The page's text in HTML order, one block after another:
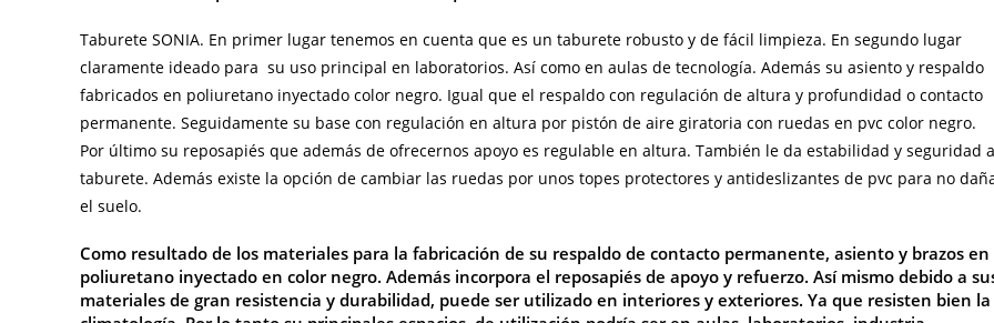
Taburete SONIA. En primer lugar tenemos en cuenta que es un taburete robusto y de fácil limpieza. En segundo lugar
claramente ideado para su uso principal en laboratorios. Así como en aulas de tecnología. Además su asiento y respaldo
fabricados en poliuretano inyectado color negro. Igual que el respaldo con regulación de altura y profundidad o contacto
permanente. Seguidamente su base con regulación en altura por pistón de aire giratoria con ruedas en pvc color negro.
Por último su reposapiés que además de ofrecernos apoyo es regulable en altura. También le da estabilidad y seguridad
taburete. Además existe la opción de cambiar las ruedas por unos topes protectores y antideslizantes de pvc para no
el suelo.
Como resultado de los materiales para la fabricación de su respaldo de contacto permanente, asiento y brazos en
poliuretano inyectado en color negro. Además incorpora el reposapiés de apoyo y refuerzo. Así mismo debido a
materiales de gran resistencia y durabilidad, puede ser utilizado en interiores y exteriores. Ya que resisten bien la